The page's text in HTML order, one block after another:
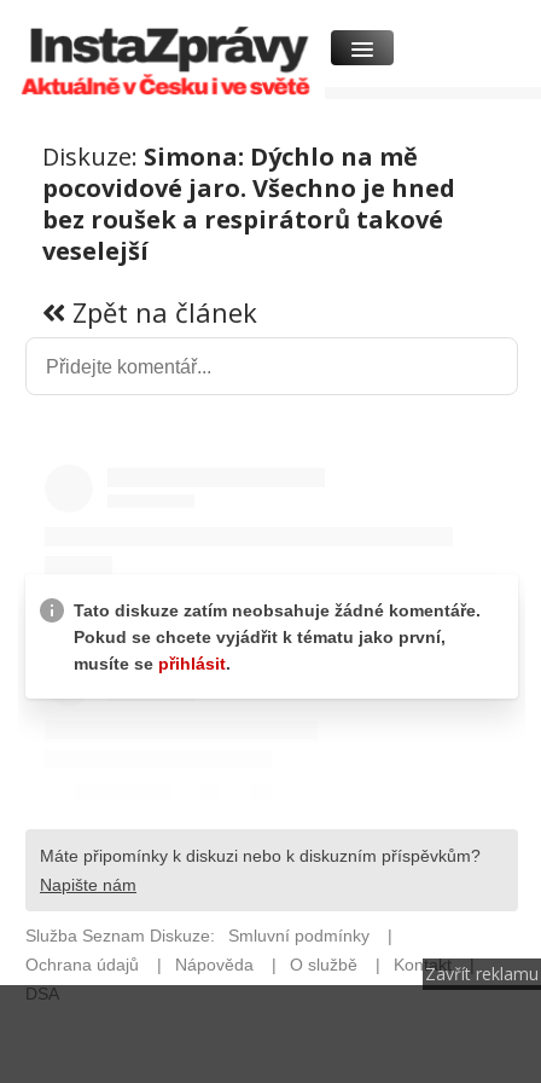
Diskuze: Simona: Dýchlo na mě
pocovidové jaro. Všechno je hned
bez roušek a respirátorů takové
veselejší
Zpět na článek
Zavřít reklamu